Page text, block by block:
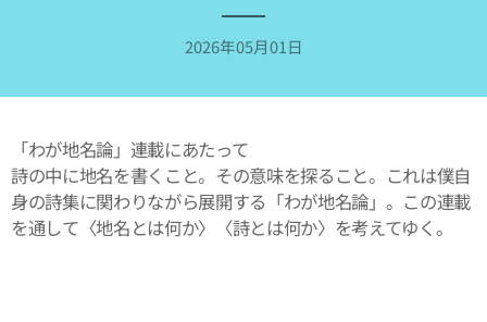
2026年05月01日
「わが地名論」連載にあたって
詩の中に地名を書くこと。その意味を探ること。これは僕自
身の詩集に関わりながら展開する「わが地名論」。この連載
を通して〈地名とは何か〉〈詩とは何か〉を考えてゆく。